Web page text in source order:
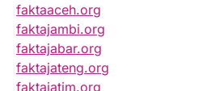
faktaaceh.org
faktajambi.org
faktajabar.org
faktajateng.org
faktajatim.org